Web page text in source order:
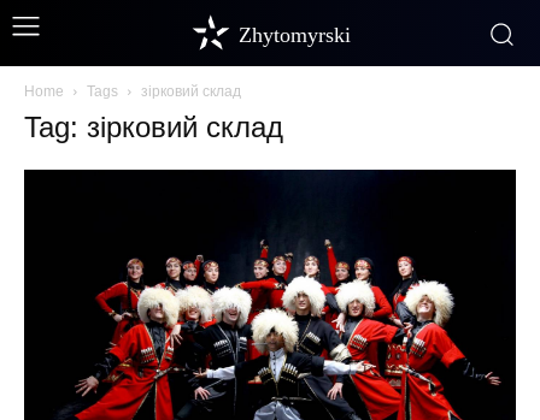
Zhytomyrski
Home Tags зірковий склад
Tag: зірковий склад